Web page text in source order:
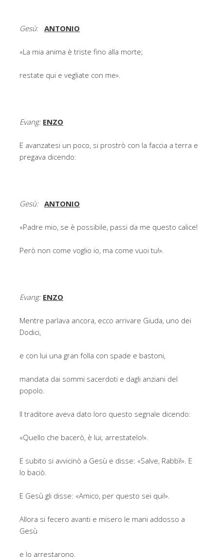
Gesù: ANTONIO
«La mia anima è triste fino alla morte;
restate qui e vegliate con me».
Evang: ENZO
E avanzatesi un poco, si prostrò con la faccia a terra e
pregava dicendo:
Gesù: ANTONIO
«Padre mio, se è possibile, passi da me questo calice!
Però non come voglio io, ma come vuoi tu!».
Evang: ENZO
Mentre parlava ancora, ecco arrivare Giuda, uno dei
Dodici,
e con lui una gran folla con spade e bastoni,
mandata dai sommi sacerdoti e dagli anziani del
popolo.
Il traditore aveva dato loro questo segnale dicendo:
«Quello che bacerò, è lui; arrestatelo!».
E subito si avvicinò a Gesù e disse: «Salve, Rabbì!». E
lo baciò.
E Gesù gli disse: «Amico, per questo sei qui!».
Allora si fecero avanti e misero le mani addosso a
Gesù
e lo arrestarono.